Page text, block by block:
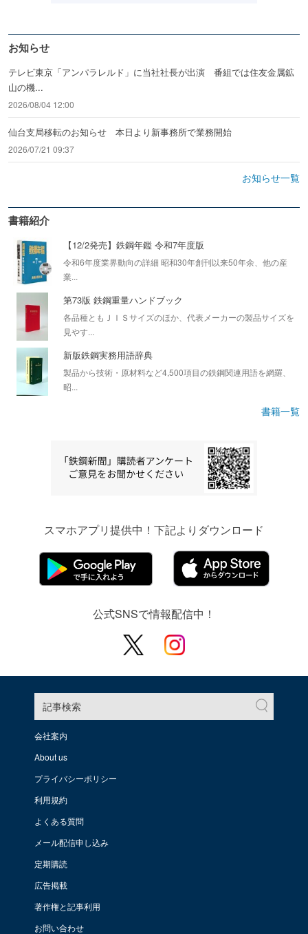
お知らせ
テレビ東京「アンパラレルド」に当社社長が出演 番組では住友金属鉱
山の機...
2026/08/04 12:00
仙台支局移転のお知らせ 本日より新事務所で業務開始
2026/07/21 09:37
お知らせ一覧
書籍紹介
【12/2発売】鉄鋼年鑑 令和7年度版
令和6年度業界動向の詳細 昭和30年創刊以来50年余、他の産
業...
第73版 鉄鋼重量ハンドブック
各品種ともＪＩＳサイズのほか、代表メーカーの製品サイズを
見やす...
新版鉄鋼実務用語辞典
製品から技術・原材料など4,500項目の鉄鋼関連用語を網羅、
昭...
書籍一覧
スマホアプリ提供中！下記よりダウンロード
公式SNSで情報配信中！
記事検索
会社案内
About us
プライバシーポリシー
利用規約
よくある質問
メール配信申し込み
定期購読
広告掲載
著作権と記事利用
お問い合わせ